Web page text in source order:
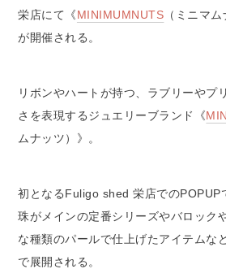
栄店にて《MINIMUMNUTS （ミニマ
が開催される。
リボンやハートが持つ、ラブリーやプ
さを表現するジュエリーブランド《
ムナッツ）》。
初となるFuligo shed 栄店でのPOPUP
珠がメインの定番シリーズやバロック
な種類のパールで仕上げたアイテムな
で展開される。